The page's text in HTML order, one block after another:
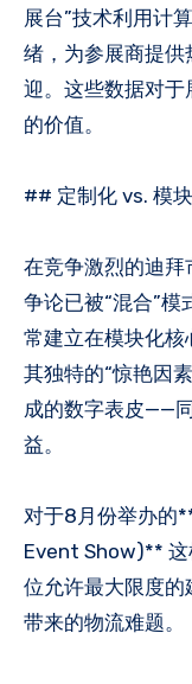
展台”技术利用计
绪，为参展商提
迎。这些数据对
的价值。
## 定制化 vs. 模
在竞争激烈的迪
争论已被“混合”
常建立在模块化
其独特的“惊艳因
成的数字表皮——
益。
对于8月份举办的
Event Show)** 这
位允许最大限度
带来的物流难题。